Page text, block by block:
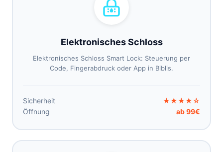
Elektronisches Schloss
Elektronisches Schloss Smart Lock: Steuerung per
Code, Fingerabdruck oder App in Biblis.
Sicherheit
★★★★☆
Öffnung
ab 99€